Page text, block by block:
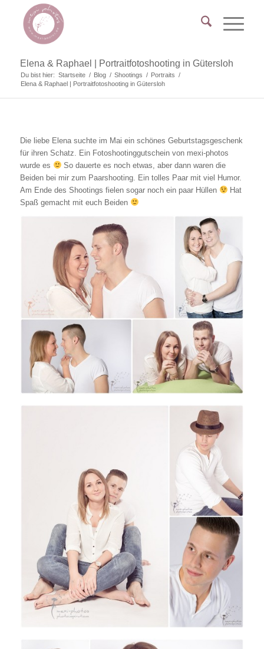
Elena & Raphael | Portraitfotoshooting in Gütersloh
Du bist hier: Startseite / Blog / Shootings / Portraits /
Elena & Raphael | Portraitfotoshooting in Gütersloh
Die liebe Elena suchte im Mai ein schönes Geburtstagsgeschenk
für ihren Schatz. Ein Fotoshootinggutschein von mexi-photos
wurde es
So dauerte es noch etwas, aber dann waren die
Beiden bei mir zum Paarshooting. Ein tolles Paar mit viel Humor.
Am Ende des Shootings fielen sogar noch ein paar Hüllen
Hat
Spaß gemacht mit euch Beiden